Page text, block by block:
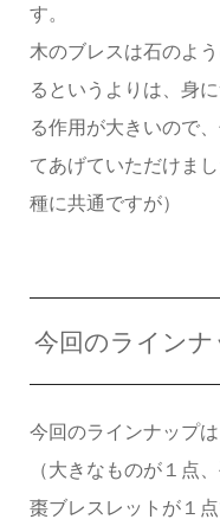
す。
木のブレスは石のよ
るというよりは、身
る作用が大きいので
てあげていただけま
種に共通ですが）
今回のライン
今回のラインナップ
（大きなものが１点
棗ブレスレットが１